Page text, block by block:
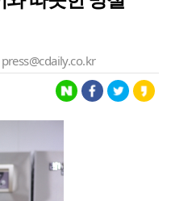
press@cdaily.co.kr